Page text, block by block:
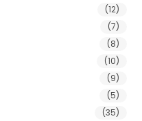
(12)
(7)
(8)
(10)
(9)
(5)
(35)